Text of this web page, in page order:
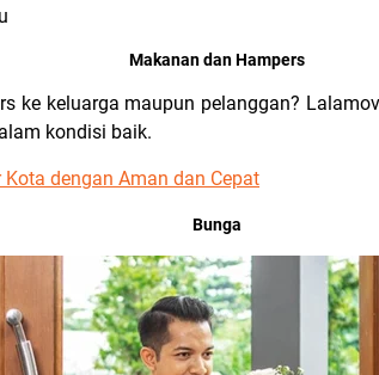
Makanan dan Hampers
ke keluarga maupun pelanggan?
kondisi baik.
dengan Aman dan Cepat
Bunga